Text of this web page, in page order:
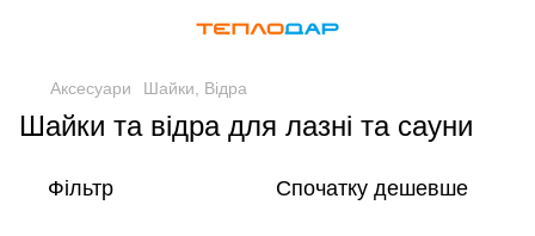
Аксесуари Шайки, Відра
Шайки та відра для лазні та сауни
Фільтр Спочатку дешевше